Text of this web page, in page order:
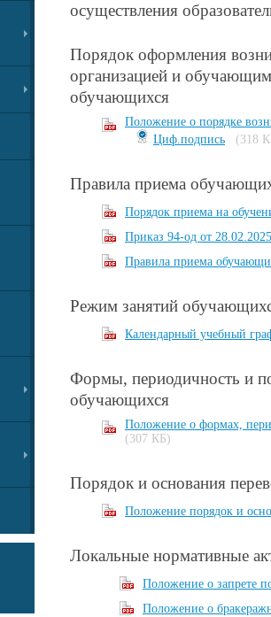
осуществления
Порядок оформления
организацией и
обучающихся
Положение о порядке
Циф.подпись
(318
Правила приема
Порядок приема на
Приказ 94-од от
Правила приема
Режим занятий
Календарный учебный
Формы, периодичность и
обучающихся
Положение о формах,
(307 КБ)
Порядок и основания
Положение порядок и
Локальные нормативные
Положение о запрете
Положение о